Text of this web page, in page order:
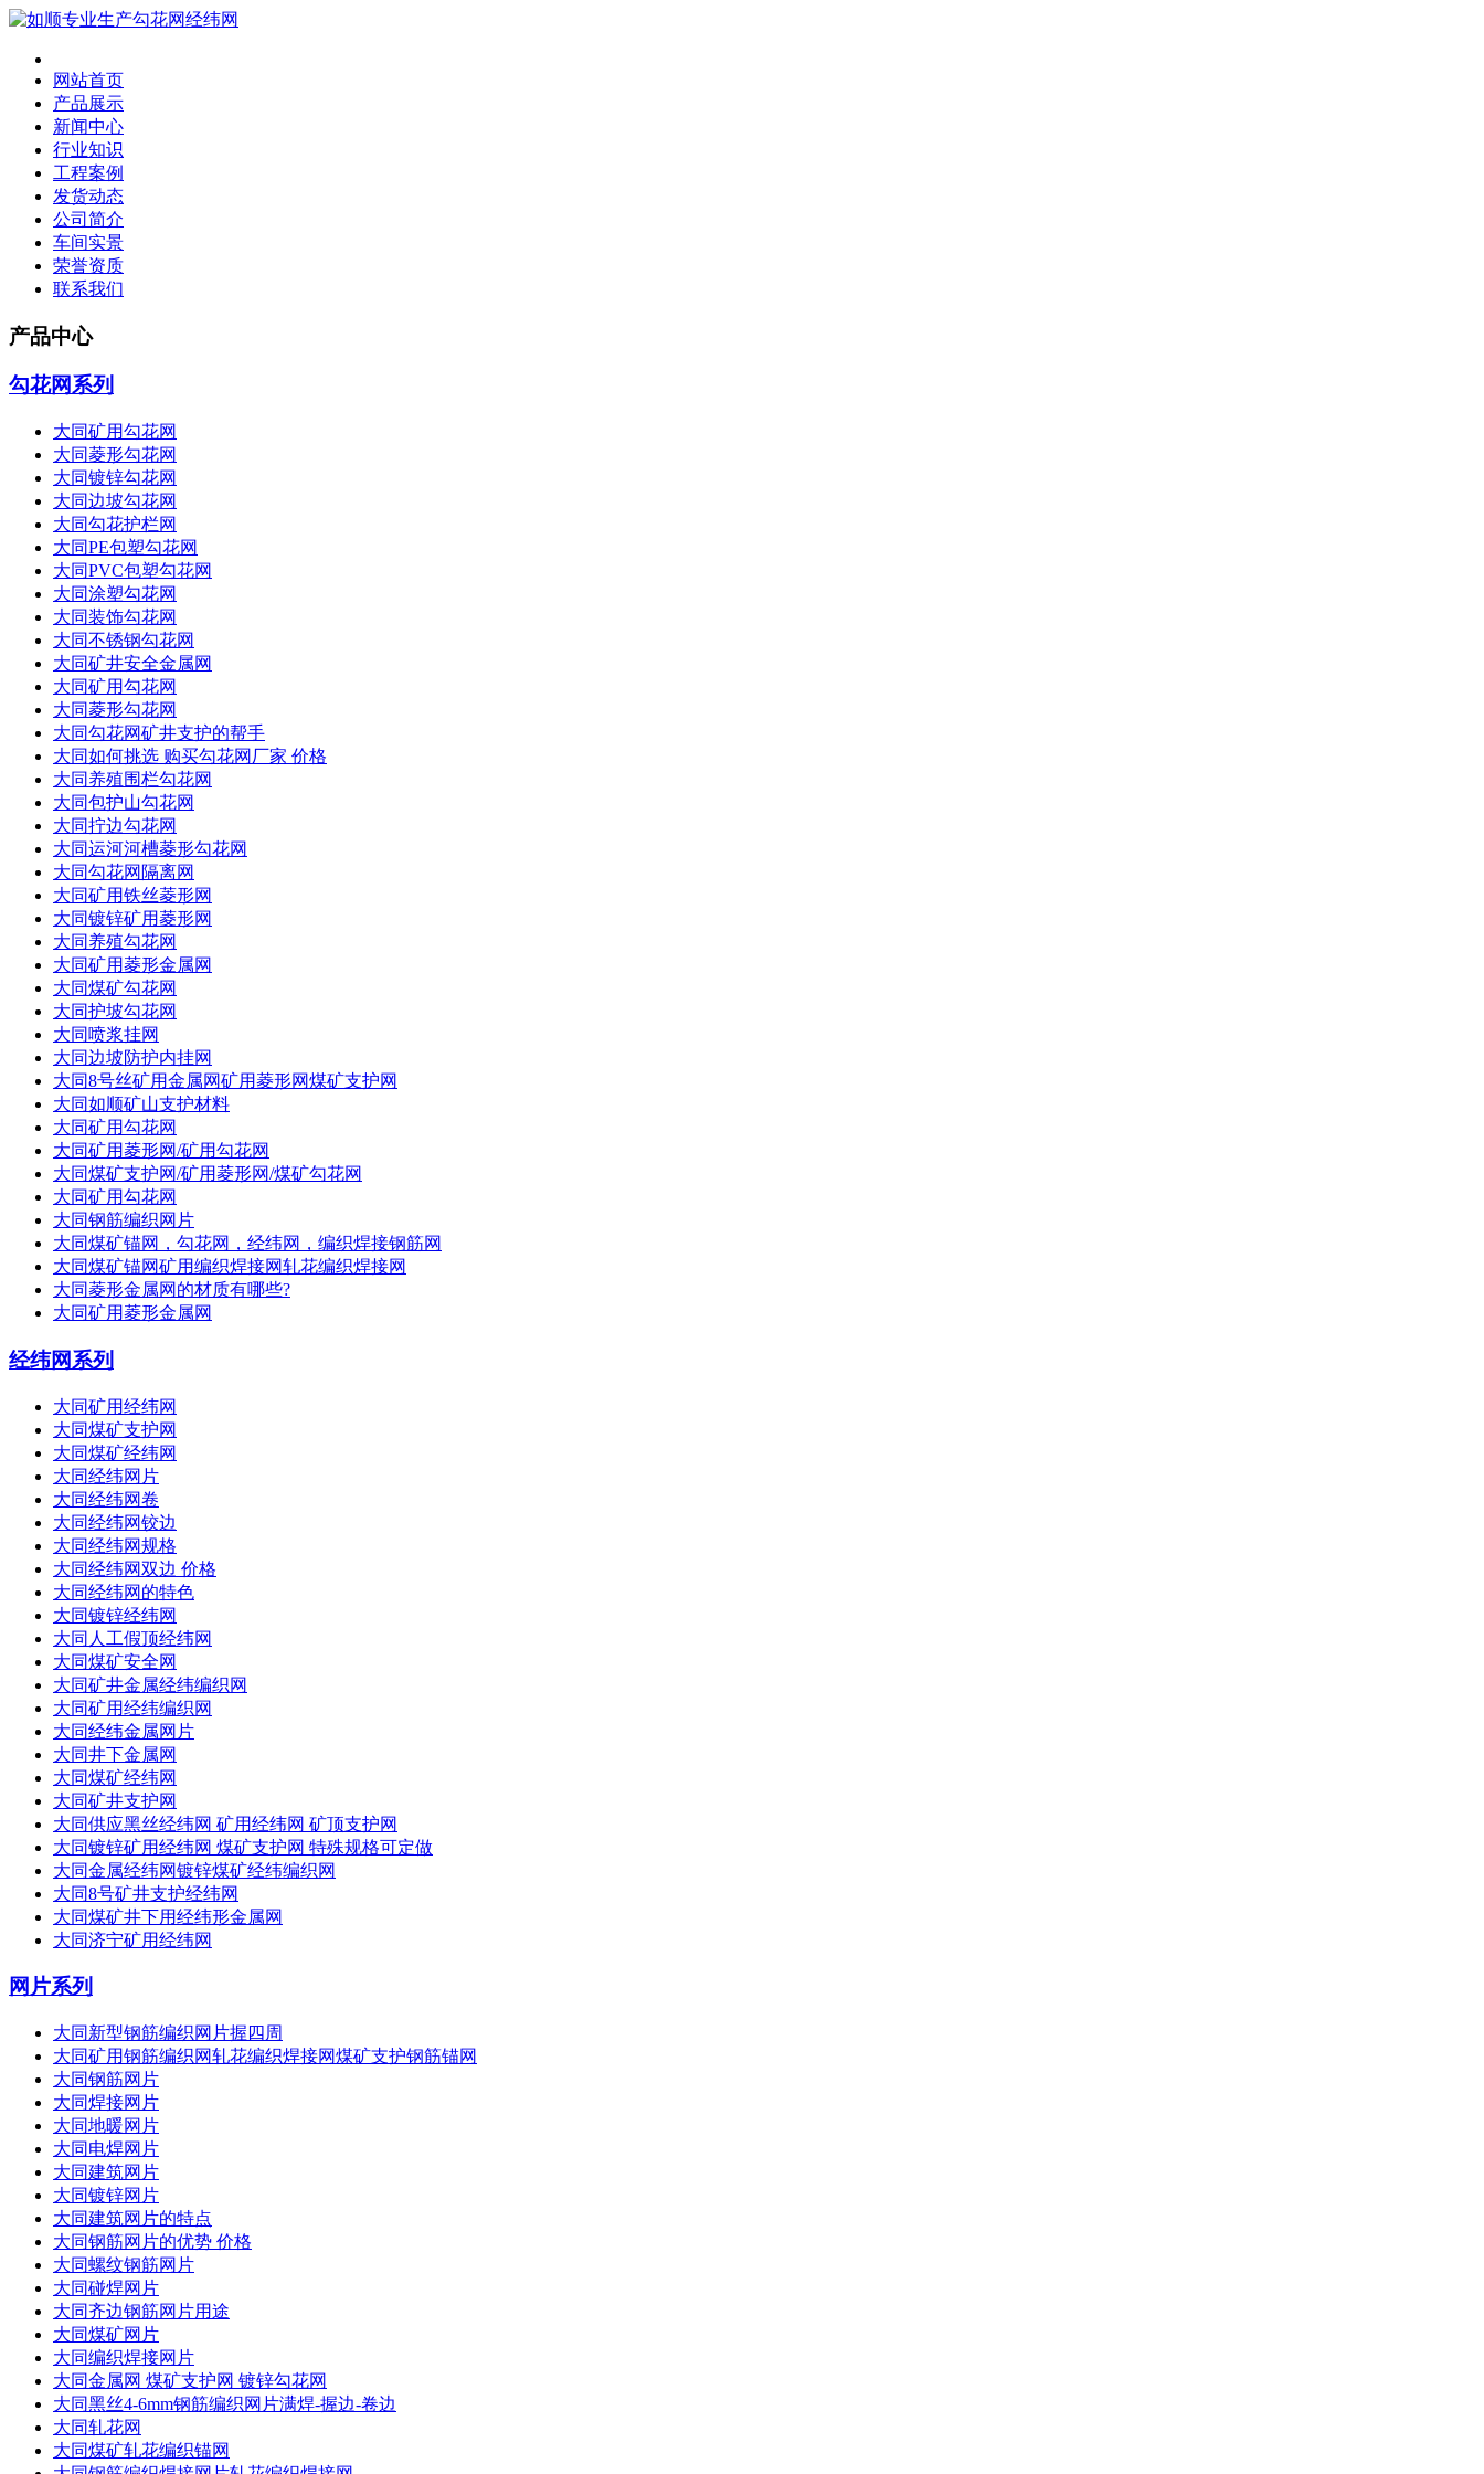
网站首页
产品展示
新闻中心
行业知识
工程案例
发货动态
公司简介
车间实景
荣誉资质
联系我们
产品中心
勾花网系列
大同矿用勾花网
大同菱形勾花网
大同镀锌勾花网
大同边坡勾花网
大同勾花护栏网
大同PE包塑勾花网
大同PVC包塑勾花网
大同涂塑勾花网
大同装饰勾花网
大同不锈钢勾花网
大同矿井安全金属网
大同矿用勾花网
大同菱形勾花网
大同勾花网矿井支护的帮手
大同如何挑选 购买勾花网厂家 价格
大同养殖围栏勾花网
大同包护山勾花网
大同拧边勾花网
大同运河河槽菱形勾花网
大同勾花网隔离网
大同矿用铁丝菱形网
大同镀锌矿用菱形网
大同养殖勾花网
大同矿用菱形金属网
大同煤矿勾花网
大同护坡勾花网
大同喷浆挂网
大同边坡防护内挂网
大同8号丝矿用金属网矿用菱形网煤矿支护网
大同如顺矿山支护材料
大同矿用勾花网
大同矿用菱形网/矿用勾花网
大同煤矿支护网/矿用菱形网/煤矿勾花网
大同矿用勾花网
大同钢筋编织网片
大同煤矿锚网，勾花网，经纬网，编织焊接钢筋网
大同煤矿锚网矿用编织焊接网轧花编织焊接网
大同菱形金属网的材质有哪些?
大同矿用菱形金属网
经纬网系列
大同矿用经纬网
大同煤矿支护网
大同煤矿经纬网
大同经纬网片
大同经纬网卷
大同经纬网铰边
大同经纬网规格
大同经纬网双边 价格
大同经纬网的特色
大同镀锌经纬网
大同人工假顶经纬网
大同煤矿安全网
大同矿井金属经纬编织网
大同矿用经纬编织网
大同经纬金属网片
大同井下金属网
大同煤矿经纬网
大同矿井支护网
大同供应黑丝经纬网 矿用经纬网 矿顶支护网
大同镀锌矿用经纬网 煤矿支护网 特殊规格可定做
大同金属经纬网镀锌煤矿经纬编织网
大同8号矿井支护经纬网
大同煤矿井下用经纬形金属网
大同济宁矿用经纬网
网片系列
大同新型钢筋编织网片握四周
大同矿用钢筋编织网轧花编织焊接网煤矿支护钢筋锚网
大同钢筋网片
大同焊接网片
大同地暖网片
大同电焊网片
大同建筑网片
大同镀锌网片
大同建筑网片的特点
大同钢筋网片的优势 价格
大同螺纹钢筋网片
大同碰焊网片
大同齐边钢筋网片用途
大同煤矿网片
大同编织焊接网片
大同金属网 煤矿支护网 镀锌勾花网
大同黑丝4-6mm钢筋编织网片满焊-握边-卷边
大同轧花网
大同煤矿轧花编织锚网